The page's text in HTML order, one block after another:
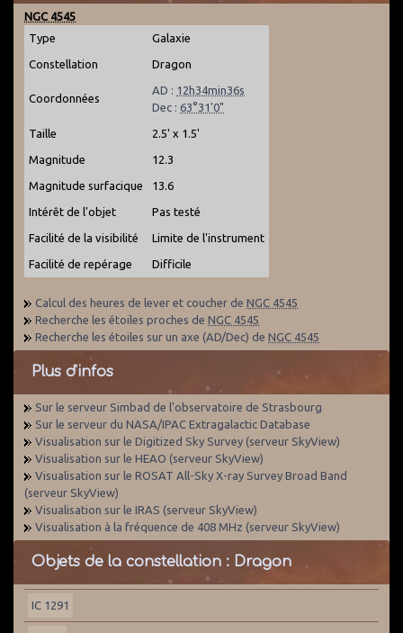
NGC 4545
Type
Galaxie
Constellation Dragon
Coordonnées
AD : 12h34min36s
Dec : 63°31'0"
Taille 2.5' x 1.5'
Magnitude 12.3
Magnitude surfacique 13.6
Intérêt de l'objet Pas testé
Facilité de la visibilité Limite de l'instrument
Facilité de repérage Difficile
Calcul des heures de lever et coucher de NGC 4545
Recherche les étoiles proches de NGC 4545
Recherche les étoiles sur un axe (AD/Dec) de NGC 4545
Plus d'infos
Sur le serveur Simbad de l'observatoire de Strasbourg
Sur le serveur du NASA/IPAC Extragalactic Database
Visualisation sur le Digitized Sky Survey (serveur SkyView)
Visualisation sur le HEAO (serveur SkyView)
Visualisation sur le ROSAT All-Sky X-ray Survey Broad Band
(serveur SkyView)
Visualisation sur le IRAS (serveur SkyView)
Visualisation à la fréquence de 408 MHz (serveur SkyView)
Objets de la constellation : Dragon
IC 1291